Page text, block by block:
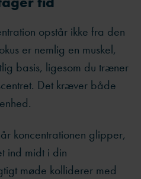
opstår ikke fra den
er nemlig en muskel,
basis, ligesom du træner
Det kræver både
koncentrationen glipper,
ind midt i din
møde kolliderer med